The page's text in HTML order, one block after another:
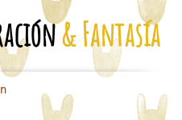
& Fantasía